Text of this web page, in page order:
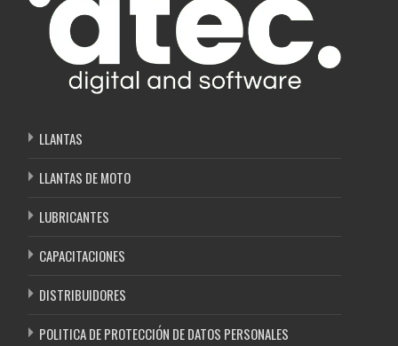
LLANTAS
LLANTAS DE MOTO
LUBRICANTES
CAPACITACIONES
DISTRIBUIDORES
POLITICA DE PROTECCIÓN DE DATOS PERSONALES